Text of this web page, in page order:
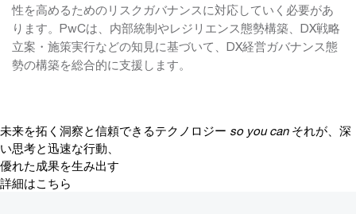
性を高めるためのリスクガバナンスに対応していく必要があ
ります。PwCは、内部統制やレジリエンス態勢構築、DX戦略
立案・施策実行などの知見に基づいて、DX経営ガバナンス態
勢の構築を総合的に支援します。
未来を拓く洞察と信頼できるテクノロジー so you can それが、深
い思考と迅速な行動、
優れた成果を生み出す
詳細はこちら